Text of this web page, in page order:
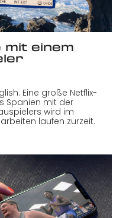
mit einem
Eine große Netflix-
Spanien mit der
wird im
laufen zurzeit.